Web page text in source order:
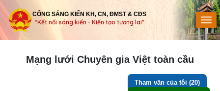
CỔNG SÁNG KIẾN KH, CN, ĐMST & CĐS
“Kết nối sáng kiến - Kiến tạo tương lai”
Mạng lưới Chuyên gia Việt toàn cầu
Tham vấn của tôi (20)